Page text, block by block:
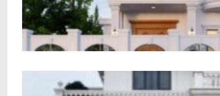
Biệt Thự Chú Ngự Bắc